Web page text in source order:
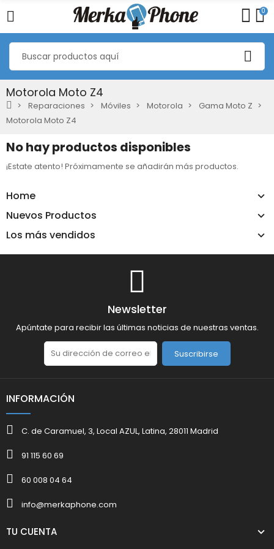
0
Motorola Moto Z4
Reparaciones Móviles Motorola
Gama Moto Z
Motorola Moto Z4
Home
Nuevos Productos
Los más vendidos
No hay productos disponibles
¡Estate atento! Próximamente se añadirán más productos.
Newsletter
Apúntate para recibir las últimas noticias de nuestras ventas.
Suscribirse
INFORMACIÓN
C. de Caramuel, 3, Local AZUL, Latina, 28011 Madrid
91 115 60 69
60 008 04 64
info@merkaphone.com
TU CUENTA